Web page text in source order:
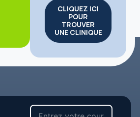
CLIQUEZ ICI
POUR
TROUVER
UNE CLINIQUE